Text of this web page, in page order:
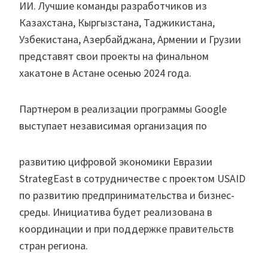
ИИ. Лучшие команды разработчиков из
Казахстана, Кыргызстана, Таджикистана,
Узбекистана, Азербайджана, Армении и Грузии
представят свои проекты на финальном
хакатоне в Астане осенью 2024 года.
Партнером в реализации программы Google
выступает независимая организация по
развитию цифровой экономики Евразии
StrategEast в сотрудничестве с проектом USAID
по развитию предпринимательства и бизнес-
среды. Инициатива будет реализована в
координации и при поддержке правительств
стран региона.